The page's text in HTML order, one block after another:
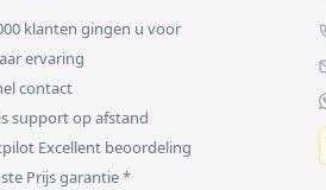
klanten gingen u voor
ervaring
contact
support op afstand
Excellent beoordeling
Prijs garantie *